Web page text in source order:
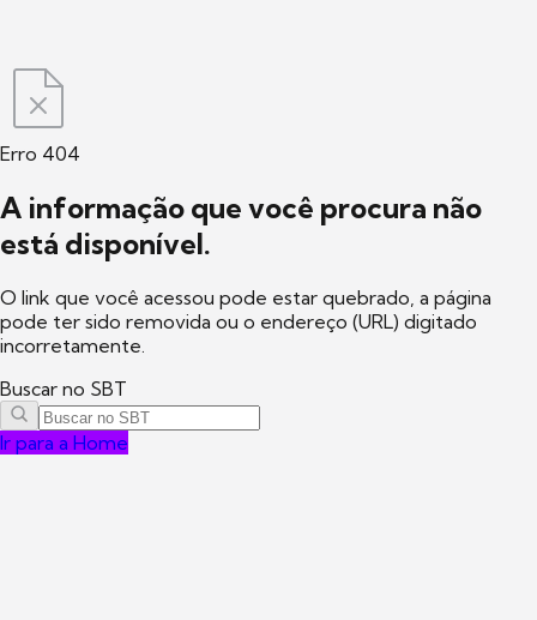
Erro 404
A informação que você procura não
está disponível.
O link que você acessou pode estar quebrado, a página
pode ter sido removida ou o endereço (URL) digitado
incorretamente.
Buscar no SBT
Ir para a Home